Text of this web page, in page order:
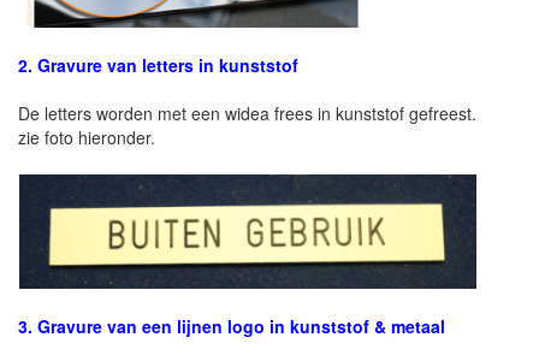
2. Gravure van letters in kunststof
De letters worden met een widea frees in kunststof gefreest.
zie foto hieronder.
3. Gravure van een lijnen logo in kunststof & metaal